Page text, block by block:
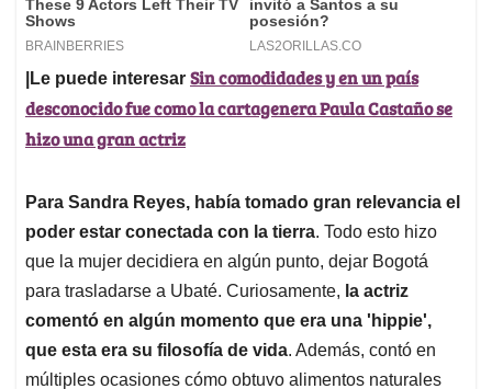
|Le puede interesar Sin comodidades y en un país
desconocido fue como la cartagenera Paula Castaño se
hizo una gran actriz
Para Sandra Reyes, había tomado gran relevancia el
poder estar conectada con la tierra. Todo esto hizo
que la mujer decidiera en algún punto, dejar Bogotá
para trasladarse a Ubaté. Curiosamente, la actriz
comentó en algún momento que era una 'hippie',
que esta era su filosofía de vida. Además, contó en
múltiples ocasiones cómo obtuvo alimentos naturales